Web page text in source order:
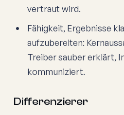
vertraut wird.
Fähigkeit, Ergebnisse
aufzubereiten:
Treiber sauber erklärt,
kommuniziert.
Differenzierer